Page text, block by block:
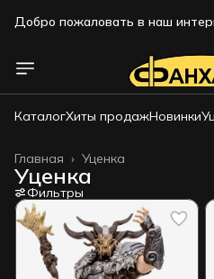
Добро пожаловать в наш
Добро пожаловать в наш
коллекционных фигурок!!!
КаталогХиты продажНовинки
Уценка
Главная ›
Уценка
Фильтры